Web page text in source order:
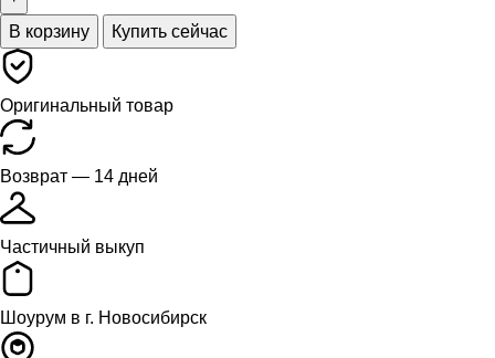
В корзину Купить сейчас
Оригинальный товар
Возврат — 14 дней
Частичный выкуп
Шоурум в г. Новосибирск